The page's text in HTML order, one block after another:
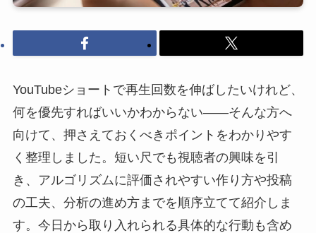
YouTubeショートで再生回数を伸ばしたいけれど、
何を優先すればいいかわからない――そんな方へ
向けて、押さえておくべきポイントをわかりやす
く整理しました。短い尺でも視聴者の興味を引
き、アルゴリズムに評価されやすい作り方や投稿
の工夫、分析の進め方までを順序立てて紹介しま
す。今日から取り入れられる具体的な行動も含め